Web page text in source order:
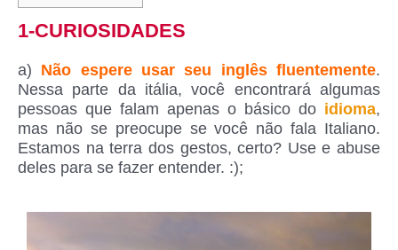
1-CURIOSIDADES
a) Não espere usar seu inglês fluentemente.
Nessa parte da itália, você encontrará algumas
pessoas que falam apenas o básico do idioma,
mas não se preocupe se você não fala Italiano.
Estamos na terra dos gestos, certo? Use e abuse
deles para se fazer entender. :);